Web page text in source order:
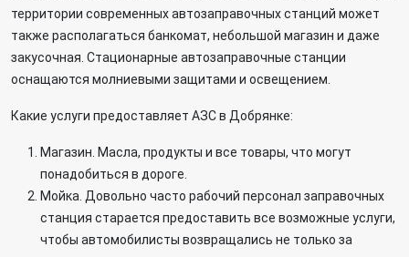
территории современных автозаправочных станций может
также располагаться банкомат, небольшой магазин и даже
закусочная. Стационарные автозаправочные станции
оснащаются молниевыми защитами и освещением.
Какие услуги предоставляет АЗС в Добрянке:
Магазин. Масла, продукты и все товары, что могут
понадобиться в дороге.
Мойка. Довольно часто рабочий персонал заправочных
станция старается предоставить все возможные услуги,
чтобы автомобилисты возвращались не только за